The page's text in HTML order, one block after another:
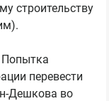
строительству
перевести
Дешкова во